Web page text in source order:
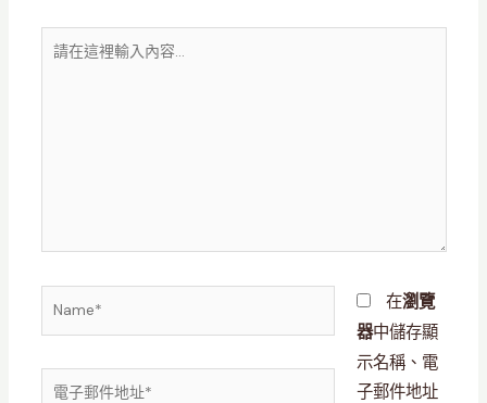
在
Name*
電
在瀏覽
器中儲存顯
示名稱、電
子郵件地址